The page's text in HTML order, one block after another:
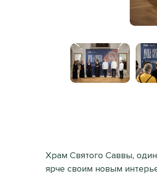
Храм Святого Саввы,
ярче своим новым